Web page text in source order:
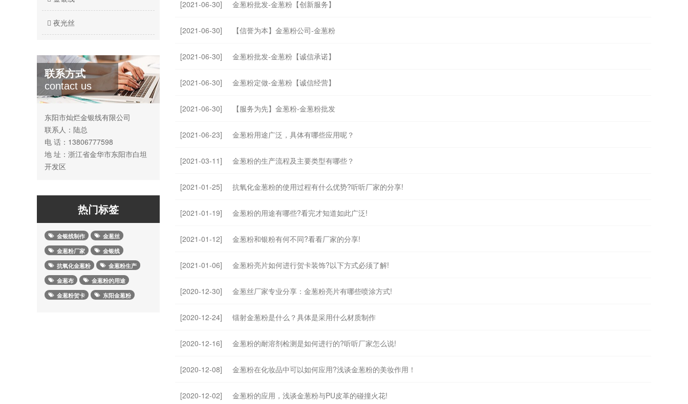
夜光丝
联系方式
contact us
东阳市灿烂金银线有限公司
联系人：陆总
电 话：13806777598
地 址：浙江省金华市东阳市白坦
开发区
热门标签
金银线制作
金葱丝
金葱粉厂家
金银线
抗氧化金葱粉
金葱粉生产
金葱布
金葱粉的用途
金葱粉贺卡
东阳金葱粉
[2021-06-30] 金葱粉批发-金葱粉【创新服务】
[2021-06-30] 【信誉为本】金葱粉公司-金葱粉
[2021-06-30] 金葱粉批发-金葱粉【诚信承诺】
[2021-06-30] 金葱粉定做-金葱粉【诚信经营】
[2021-06-30] 【服务为先】金葱粉-金葱粉批发
[2021-06-23] 金葱粉用途广泛，具体有哪些应用呢？
[2021-03-11] 金葱粉的生产流程及主要类型有哪些？
[2021-01-25] 抗氧化金葱粉的使用过程有什么优势?听听厂家的分享!
[2021-01-19] 金葱粉的用途有哪些?看完才知道如此广泛!
[2021-01-12] 金葱粉和银粉有何不同?看看厂家的分享!
[2021-01-06] 金葱粉亮片如何进行贺卡装饰?以下方式必须了解!
[2020-12-30] 金葱丝厂家专业分享：金葱粉亮片有哪些喷涂方式!
[2020-12-24] 镭射金葱粉是什么？具体是采用什么材质制作
[2020-12-16] 金葱粉的耐溶剂检测是如何进行的?听听厂家怎么说!
[2020-12-08] 金葱粉在化妆品中可以如何应用?浅谈金葱粉的美妆作用！
[2020-12-02] 金葱粉的应用，浅谈金葱粉与PU皮革的碰撞火花!